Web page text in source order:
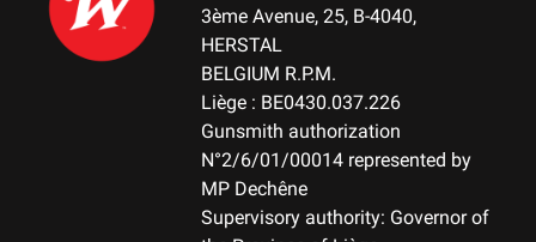
3ème Avenue, 25, B-4040,
HERSTAL
BELGIUM R.P.M.
Liège : BE0430.037.226
Gunsmith authorization
N°2/6/01/00014 represented by
MP Dechêne
Supervisory authority: Governor of